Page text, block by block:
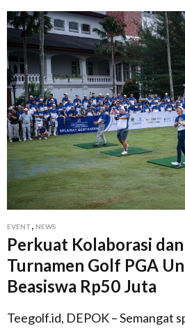
EVENT NEWS
Perkuat Kolaborasi
Turnamen Golf PGA
Beasiswa Rp50 Juta
Teegolf.id, DEPOK – Semangat